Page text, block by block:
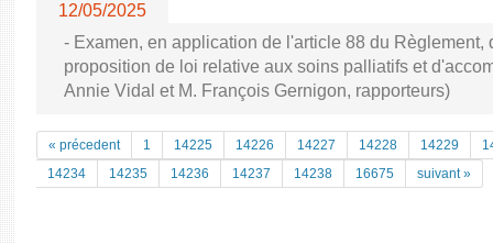
12/05/2025
- Examen, en application de l'article 88 du Règlement,
proposition de loi relative aux soins palliatifs et
Annie Vidal et M. François Gernigon, rapporteurs)
« précedent 1 14225 14226 14227 14228 14229
14234
14235 14236 14237 14238 16675 suivant »